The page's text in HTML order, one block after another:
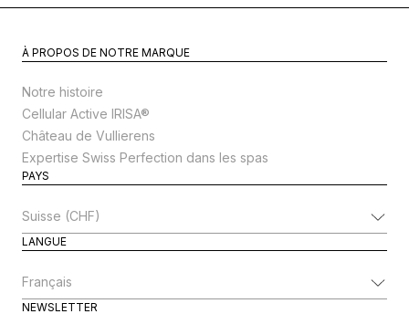
À PROPOS DE NOTRE MARQUE
Notre histoire
Cellular Active IRISA®
Château de Vullierens
Expertise Swiss Perfection dans les spas
PAYS
Modifier le pays
LANGUE
Modifier la langue
NEWSLETTER